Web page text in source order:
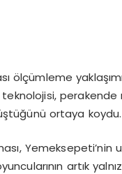
ölçümleme
perakende
ortaya koydu.
artık